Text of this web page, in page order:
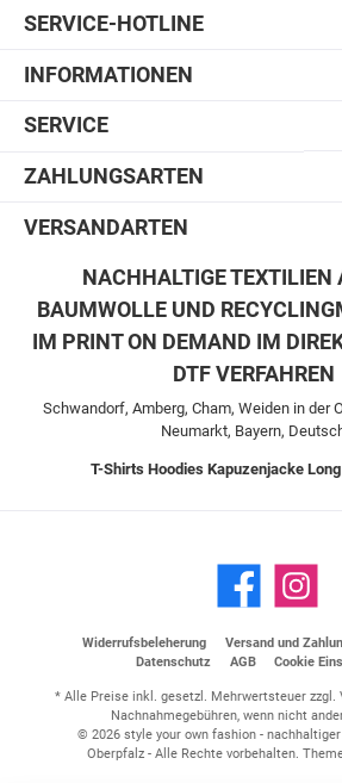
SERVICE-HOTLINE
INFORMATIONEN
SERVICE
ZAHLUNGSARTEN
VERSANDARTEN
NACHHALTIGE TEXTILIEN
BAUMWOLLE UND
IM PRINT ON DEMAND IM
DTF VERFAHREN
Schwandorf, Amberg, Cham, Weiden in der
Neumarkt, Bayern,
T-Shirts Hoodies Kapuzenjacke
Widerrufsbeleherung Versand und
Datenschutz
AGB Cookie
* Alle Preise inkl. gesetzl. Mehrwertsteuer zzgl.
Nachnahmegebühren, wenn nicht
© 2026 style your own fashion -
Oberpfalz - Alle Rechte vorbehalten.